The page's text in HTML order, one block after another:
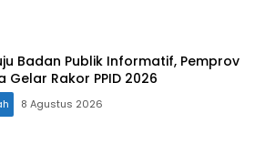
Badan Publik Informatif, Pemprov
Gelar Rakor PPID 2026
8 Agustus 2026